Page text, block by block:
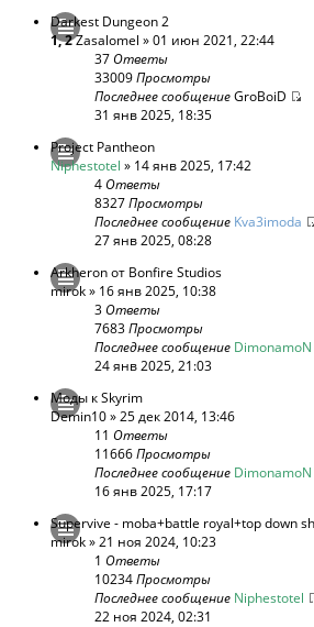
Darkest Dungeon 2
1,2Zasalomel » 01 июн 2021, 22:44
37Ответы
33009Просмотры
Последнее сообщениеGroBoiD
31 янв 2025, 18:35
Project Pantheon
Niphestotel » 14 янв 2025, 17:42
4Ответы
8327Просмотры
Последнее сообщение Kva3imoda
27 янв 2025, 08:28
Arkheron от Bonfire Studios
mirok» 16 янв 2025, 10:38
3Ответы
7683Просмотры
Последнее сообщение DimonamoN
24 янв 2025, 21:03
Моды к Skyrim
Demin10» 25 дек 2014, 13:46
11 Ответы
11666Просмотры
Последнее сообщение DimonamoN
16 янв 2025, 17:17
Supervive - moba+battle royal+top down
mirok» 21 ноя 2024, 10:23
1 Ответы
10234Просмотры
Последнее сообщение Niphestotel
22 ноя 2024, 02:31